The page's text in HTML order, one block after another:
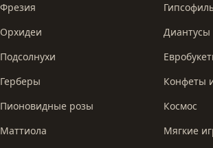
Фрезия
Орхидеи
Подсолнухи
Герберы
Пионовидные розы
Маттиола
Диантусы
Конфеты
Космос
Мягкие